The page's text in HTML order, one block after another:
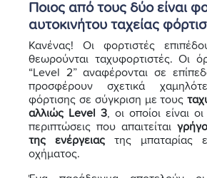
Ποιος από τους δύο είναι
αυτοκινήτου ταχείας
Κανένας! Οι φορτιστές
θεωρούνται ταχυφορτιστές. Οι
“Level 2” αναφέρονται σε
προσφέρουν σχετικά
φόρτισης σε σύγκριση με τους
αλλιώς Level 3, οι οποίοι είναι
περιπτώσεις που απαιτείται
της ενέργειας της μπαταρίας
οχήματος.